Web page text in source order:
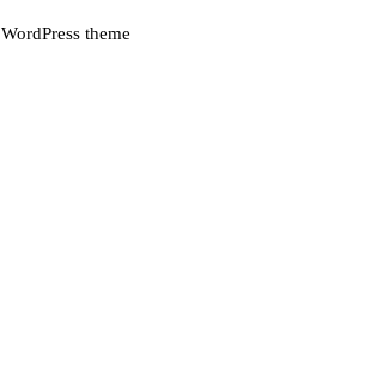
WordPress theme